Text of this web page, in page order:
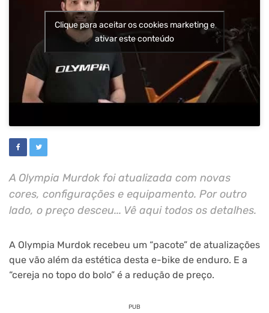
Clique para aceitar os cookies marketing e
ativar este conteúdo
A Olympia Murdok foi atualizada com novas
cores, configurações e equipamento. Por outro
lado, o preço desceu... Vê aqui todos os detalhes.
A Olympia Murdok recebeu um “pacote” de atualizações
que vão além da estética desta e-bike de enduro. E a
“cereja no topo do bolo” é a redução de preço.
PUB